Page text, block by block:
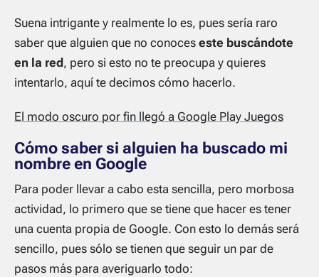
Suena intrigante y realmente lo es, pues sería raro
saber que alguien que no conoces este buscándote
en la red, pero si esto no te preocupa y quieres
intentarlo, aquí te decimos cómo hacerlo.
El modo oscuro por fin llegó a Google Play Juegos
Cómo saber si alguien ha buscado mi
nombre en Google
Para poder llevar a cabo esta sencilla, pero morbosa
actividad, lo primero que se tiene que hacer es tener
una cuenta propia de Google. Con esto lo demás será
sencillo, pues sólo se tienen que seguir un par de
pasos más para averiguarlo todo: